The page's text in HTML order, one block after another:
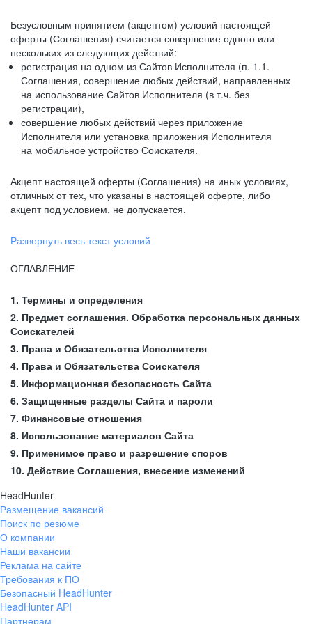
Безусловным принятием (акцептом) условий настоящей
оферты (Соглашения) считается совершение одного или
нескольких из следующих действий:
регистрация на одном из Сайтов Исполнителя (п. 1.1.
Соглашения, совершение любых действий, направленных
на использование Сайтов Исполнителя (в т.ч. без
регистрации),
совершение любых действий через приложение
Исполнителя или установка приложения Исполнителя
на мобильное устройство Соискателя.
Акцепт настоящей оферты (Соглашения) на иных условиях,
отличных от тех, что указаны в настоящей оферте, либо
акцепт под условием, не допускается.
Развернуть весь текст условий
ОГЛАВЛЕНИЕ
1. Термины и определения
2. Предмет соглашения. Обработка персональных данных
Соискателей
3. Права и Обязательства Исполнителя
4. Права и Обязательства Соискателя
5. Информационная безопасность Сайта
6. Защищенные разделы Сайта и пароли
7. Финансовые отношения
8. Использование материалов Сайта
9. Применимое право и разрешение споров
10. Действие Соглашения, внесение изменений
HeadHunter
Размещение вакансий
Поиск по резюме
О компании
Наши вакансии
Реклама на сайте
Требования к ПО
Безопасный HeadHunter
HeadHunter API
Партнерам